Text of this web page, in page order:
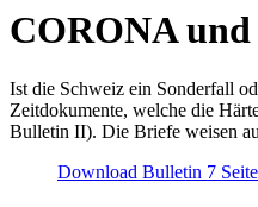
CORONA und
Ist die Schweiz ein Sonderfall
Zeitdokumente, welche die
Bulletin II). Die Briefe weisen
Download Bulletin 7